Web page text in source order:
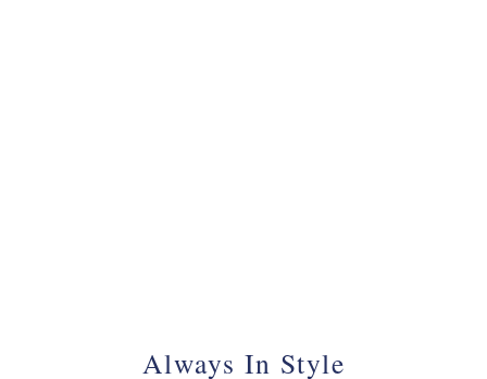
Always In Style